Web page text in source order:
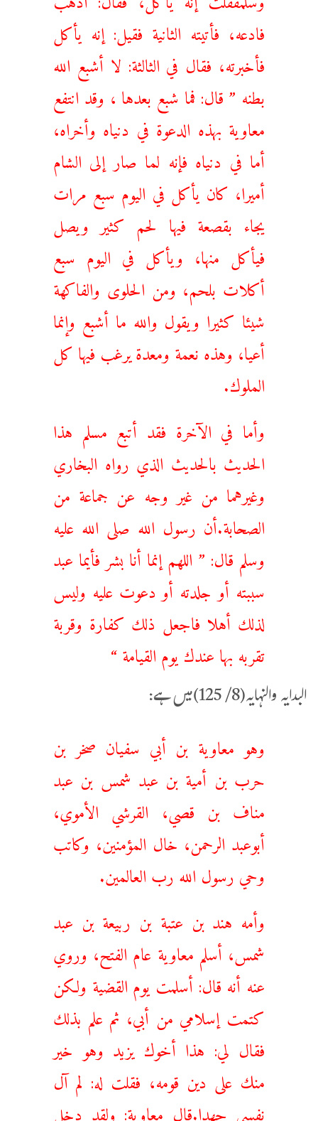
فادعه، فأتيته الثانية فقيل: إنه يأكل
فأخبرته، فقال في الثالثة: لا أشبع الله
بطنه ” قال: فما شبع بعدها ، وقد انتفع
معاوية بهذه الدعوة في دنياه وأخراه،
أما في دنياه فإنه لما صار إلى الشام
أميرا، كان يأكل في اليوم سبع مرات
يجاء بقصعة فيها لحم كثير ويصل
فيأكل منها، ويأكل في اليوم سبع
أكلات بلحم، ومن الحلوى والفاكهة
شيئا كثيرا ويقول والله ما أشبع وإنما
أعيا، وهذه نعمة ومعدة يرغب فيها كل
الملوك.
وأما في الآخرة فقد أتبع مسلم هذا
الحديث بالحديث الذي رواه البخاري
وغيرهما من غير وجه عن جماعة من
الصحابة.أن رسول الله صلى الله عليه
وسلم قال: ” اللهم إنما أنا بشر فأيما عبد
سببته أو جلدته أو دعوت عليه وليس
لذلك أهلا فاجعل ذلك كفارة وقربة
تقربه بها عندك يوم القيامة “
البدایہ والنہایہ(8/ 125)میں ہے:
وهو معاوية بن أبي سفيان صخر بن
حرب بن أمية بن عبد شمس بن عبد
مناف بن قصي، القرشي الأموي،
أبوعبد الرحمن، خال المؤمنين، وكاتب
وحي رسول الله رب العالمين.
وأمه هند بن عتبة بن ربيعة بن عبد
شمس، ‌أسلم ‌معاوية ‌عام ‌الفتح، وروي
عنه أنه قال: أسلمت يوم القضية ولكن
كتمت إسلامي من أبي، ثم علم بذلك
فقال لي: هذا أخوك يزيد وهو خير
منك على دين قومه، فقلت له: لم آل
نفسي جهدا.قال معاوية: ولقد دخل